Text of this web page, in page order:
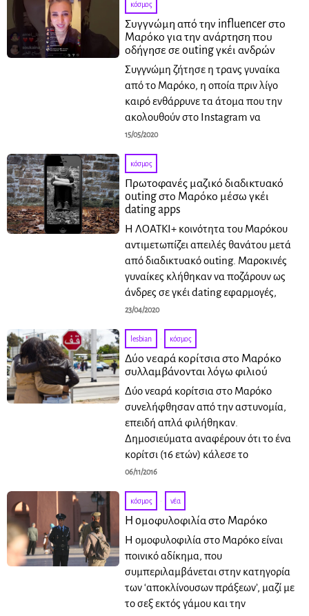
κόσμος
Συγγνώμη από την influencer στο
Μαρόκο για την ανάρτηση που
οδήγησε σε outing γκέι ανδρών
Συγγνώμη ζήτησε η τρανς γυναίκα
από το Μαρόκο, η οποία πριν λίγο
καιρό ενθάρρυνε τα άτομα που την
ακολουθούν στο Instagram να
15/05/2020
κόσμος
Πρωτοφανές μαζικό διαδικτυακό
outing στο Μαρόκο μέσω γκέι
dating apps
Η ΛΟΑΤΚΙ+ κοινότητα του Μαρόκου
αντιμετωπίζει απειλές θανάτου μετά
από διαδικτυακό outing. Μαροκινές
γυναίκες κλήθηκαν να ποζάρουν ως
άνδρες σε γκέι dating εφαρμογές,
23/04/2020
lesbian · κόσμος
Δύο νεαρά κορίτσια στο Μαρόκο
συλλαμβάνονται λόγω φιλιού
Δύο νεαρά κορίτσια στο Μαρόκο
συνελήφθησαν από την αστυνομία,
επειδή απλά φιλήθηκαν.
Δημοσιεύματα αναφέρουν ότι το ένα
κορίτσι (16 ετών) κάλεσε το
06/11/2016
κόσμος · νέα
H oμοφυλοφιλία στο Μαρόκο
Η ομοφυλοφιλία στο Μαρόκο είναι
ποινικό αδίκημα, που
συμπεριλαμβάνεται στην κατηγορία
των ‘αποκλίνουσων πράξεων’, μαζί με
το σεξ εκτός γάμου και την